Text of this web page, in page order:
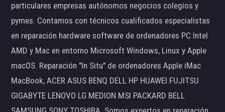
particulares empresas autónomos negocios colegios y
pymes. Contamos con técnicos cualificados especialistas
en reparación hardware software de ordenadores PC Intel
AMD y Mac en entorno Microsoft Windows, Linux y Apple
macOS. Reparación "In Situ" de ordenadores Apple iMac
MacBook, ACER ASUS BENQ DELL HP HUAWEI FUJITSU
GIGABYTE LENOVO LG MEDION MSI PACKARD BELL